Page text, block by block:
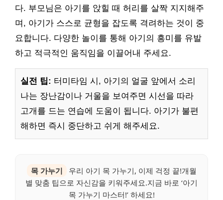
다. 부모님은 아기를 앉힐 때 허리를 살짝 지지해주
며, 아기가 스스로 균형을 잡도록 격려하는 것이 중
요합니다. 다양한 놀이를 통해 아기의 흥미를 유발
하고 적극적인 움직임을 이끌어내 주세요.
실전 팁: 터미타임 시, 아기의 얼굴 앞에서 소리
나는 장난감이나 거울을 보여주면 시선을 따라
고개를 드는 연습에 도움이 됩니다. 아기가 불편
해하면 즉시 중단하고 쉬게 해주세요.
목 가누기
우리 아기 목 가누기, 이제 걱정 끝!개월
별 맞춤 팁으로 자신감을 키워주세요.지금 바로 ‘아기
목 가누기 마스터!’ 하세요!